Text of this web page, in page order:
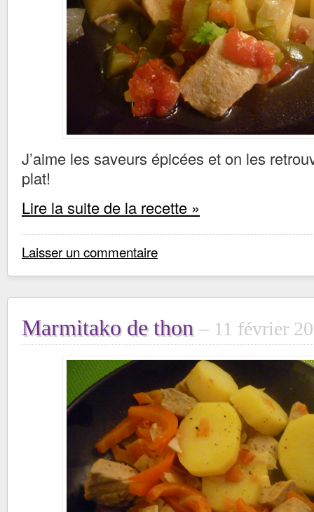
J’aime les saveurs épicées et on les
plat!
Lire la suite de la recette »
Laisser un commentaire
Marmitako de thon 11 février